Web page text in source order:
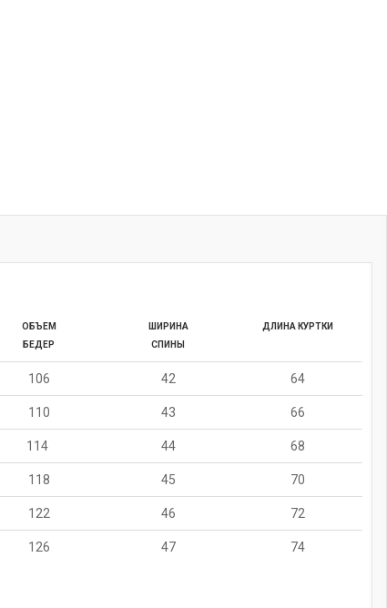
ОБЪЕМ
БЕДЕР
ШИРИНА
СПИНЫ
ДЛИНА КУРТКИ
106 42 64
110 43 66
114 44 68
118 45 70
122 46 72
126 47 74